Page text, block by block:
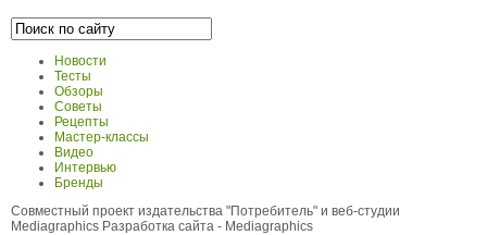
Новости
Тесты
Обзоры
Советы
Рецепты
Мастер-классы
Видео
Интервью
Бренды
Совместный проект издательства "Потребитель" и веб-студии
Mediagraphics Разработка сайта - Mediagraphics